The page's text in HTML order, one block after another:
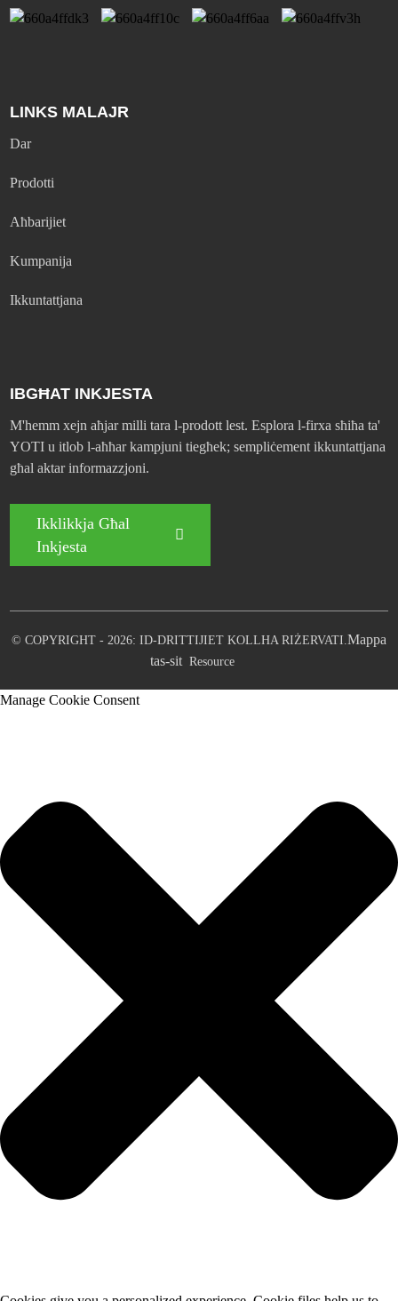
LINKS MALAJR
Dar
Prodotti
Aħbarijiet
Kumpanija
Ikkuntattjana
IBGĦAT INKJESTA
M'hemm xejn aħjar milli tara l-prodott lest. Esplora l-firxa sħiħa ta'
YOTI u itlob l-aħħar kampjuni tiegħek; sempliċement ikkuntattjana
għal aktar informazzjoni.
Ikklikkja Għal
Inkjesta
© COPYRIGHT - 2026: ID-DRITTIJIET KOLLHA RIŻERVATI. Mappa
tas-sit Resource
Manage Cookie Consent